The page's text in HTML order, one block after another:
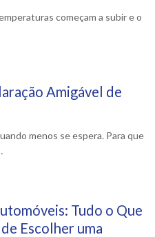
começam a subir e o
Amigável de
menos se espera. Para que
Tudo o Que
Escolher uma